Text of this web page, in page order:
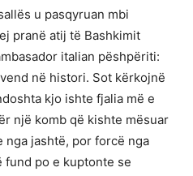
u pasqyruan mbi
pranë atij të Bashkimit
italian pëshpëriti:
në histori. Sot kërkojnë
kjo ishte fjalia më e
një komb që kishte mësuar
jashtë, por forcë nga
fund po e kuptonte se